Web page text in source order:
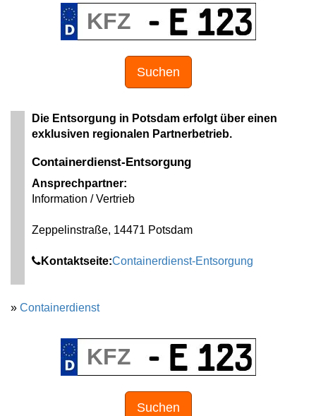
Suchen
Die Entsorgung in Potsdam erfolgt über einen
exklusiven regionalen Partnerbetrieb.
Containerdienst-Entsorgung
Ansprechpartner:
Information / Vertrieb
Zeppelinstraße, 14471 Potsdam
Kontaktseite:Containerdienst-Entsorgung
» Containerdienst
Suchen